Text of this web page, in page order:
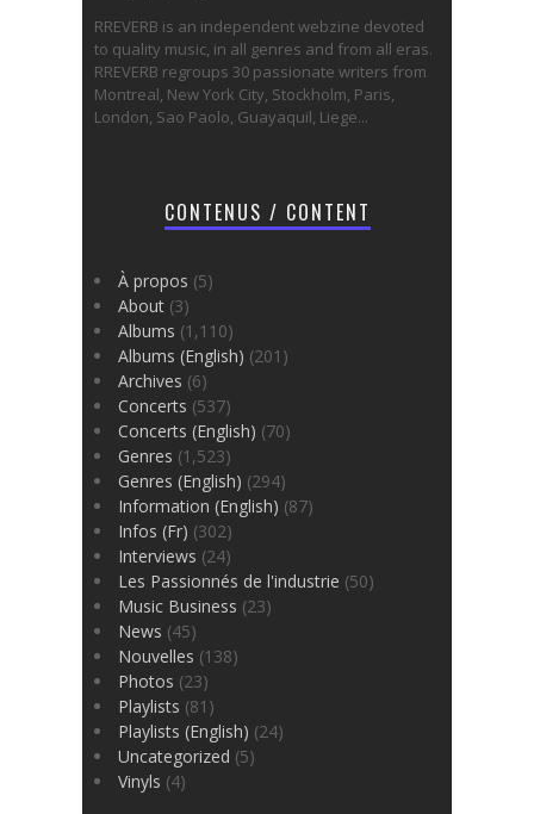
RREVERB is an independent webzine devoted
to quality music, in all genres and from all eras.
RREVERB regroups 30 passionate writers from
Montreal, New York City, Stockholm, Paris,
London, Sao Paolo, Guayaquil, Liege...
CONTENUS / CONTENT
À propos (5)
About (3)
Albums (1,110)
Albums (English) (201)
Archives (6)
Concerts (537)
Concerts (English) (70)
Genres (1,523)
Genres (English) (294)
Information (English) (87)
Infos (Fr) (302)
Interviews (24)
Les Passionnés de l'industrie (50)
Music Business (23)
News (45)
Nouvelles (138)
Photos (23)
Playlists (81)
Playlists (English) (24)
Uncategorized (5)
Vinyls (4)